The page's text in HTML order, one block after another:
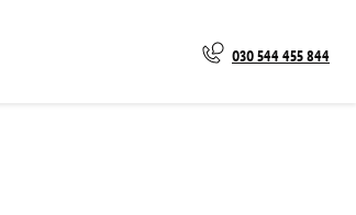
030 544 455 844